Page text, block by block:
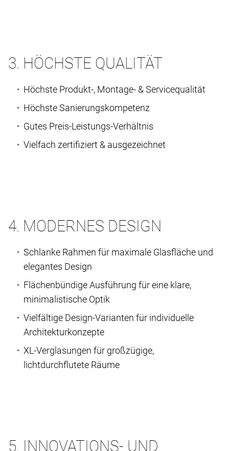
3. HÖCHSTE QUALITÄT
Höchste Produkt-, Montage- & Servicequalität
Höchste Sanierungskompetenz
Gutes Preis-Leistungs-Verhältnis
Vielfach zertifiziert & ausgezeichnet
4. MODERNES DESIGN
Schlanke Rahmen für maximale Glasfläche und
elegantes Design
Flächenbündige Ausführung für eine klare,
minimalistische Optik
Vielfältige Design-Varianten für individuelle
Architekturkonzepte
XL-Verglasungen für großzügige,
lichtdurchflutete Räume
5. INNOVATIONS- UND